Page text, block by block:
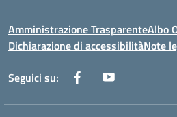
Amministrazione TrasparenteAlbo
Dichiarazione di accessibilitàNote
Seguici su: